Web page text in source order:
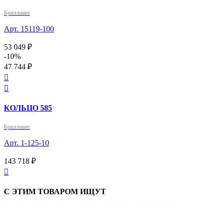
Бриллиант
Арт. 15119-100
53 049 ₽
-10%
47 744 ₽


КОЛЬЦО 585
Бриллиант
Арт. 1-125-10
143 718 ₽

С ЭТИМ ТОВАРОМ ИЩУТ